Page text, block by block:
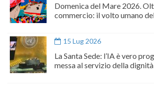
Domenica del Mare 2026.
commercio: il volto umano
15 Lug 2026
La Santa Sede: l’IA è vero
messa al servizio della